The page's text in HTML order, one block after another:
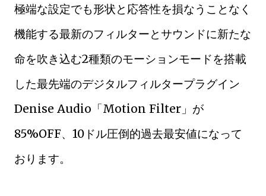
極端な設定でも形状と応答性を損なうことなく
機能する最新のフィルターとサウンドに新たな
命を吹き込む2種類のモーションモードを搭載
した最先端のデジタルフィルタープラグイン
Denise Audio「Motion Filter」が
85%OFF、10ドル圧倒的過去最安値になって
おります。